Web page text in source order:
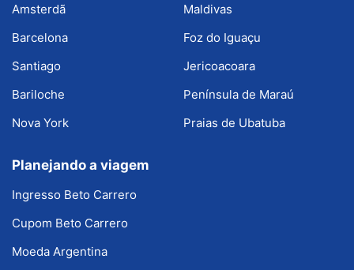
Amsterdã
Barcelona
Santiago
Bariloche
Nova York
Maldivas
Foz do Iguaçu
Jericoacoara
Península de Maraú
Praias de Ubatuba
Planejando a viagem
Ingresso Beto Carrero
Cupom Beto Carrero
Moeda Argentina